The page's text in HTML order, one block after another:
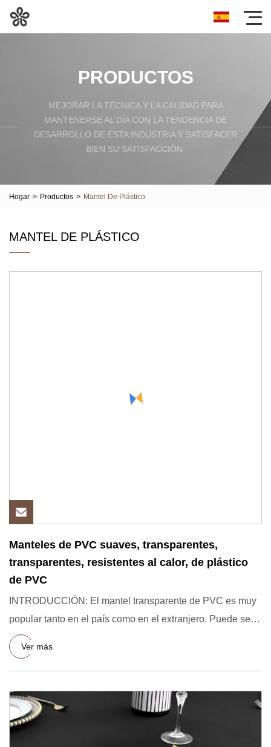
PRODUCTOS
MEJORAR LA TÉCNICA Y LA CALIDAD PARA
MANTENERSE AL DÍA CON LA TENDENCIA DE
DESARROLLO DE ESTA INDUSTRIA Y SATISFACER
BIEN SU SATISFACCIÓN.
Hogar > Productos > Mantel De Plástico
MANTEL DE PLÁSTICO
Manteles de PVC suaves, transparentes,
transparentes, resistentes al calor, de plástico
de PVC
INTRODUCCIÓN: El mantel transparente de PVC es muy
popular tanto en el país como en el extranjero. Puede ser
resistent
Ver más